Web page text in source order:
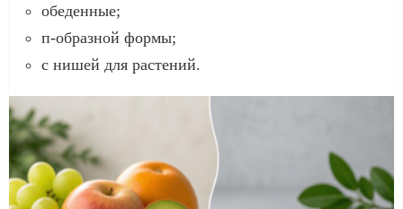
обеденные;
п-образной формы;
с нишей для растений.